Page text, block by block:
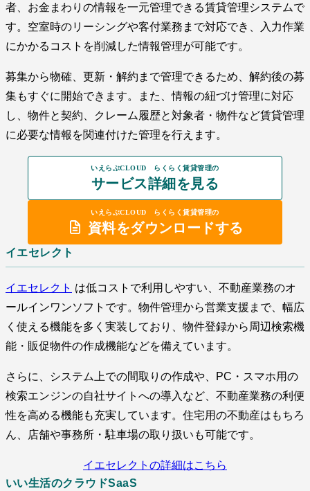
者、お金まわりの情報を一元管理できる賃貸管理システムで
す。空室時のリーシングや客付業務まで対応でき、入力作業
にかかるコストを削減した情報管理が可能です。
募集から物確、更新・解約まで管理できるため、解約後の募
集もすぐに開始できます。また、情報の紐づけ管理に対応
し、物件と契約、クレーム履歴と対象者・物件など賃貸管理
に必要な情報を関連付けた管理を行えます。
いえらぶCLOUD らくらく賃貸管理の
サービス詳細を見る
いえらぶCLOUD らくらく賃貸管理の
資料をダウンロードする
イエセレクト
イエセレクト は低コストで利用しやすい、不動産業務のオ
ールインワンソフトです。物件管理から営業支援まで、幅広
く使える機能を多く実装しており、物件登録から周辺検索機
能・販促物件の作成機能などを備えています。
さらに、システム上での間取りの作成や、PC・スマホ用の
検索エンジンの自社サイトへの導入など、不動産業務の利便
性を高める機能も充実しています。住宅用の不動産はもちろ
ん、店舗や事務所・駐車場の取り扱いも可能です。
イエセレクトの詳細はこちら
いい生活のクラウドSaaS